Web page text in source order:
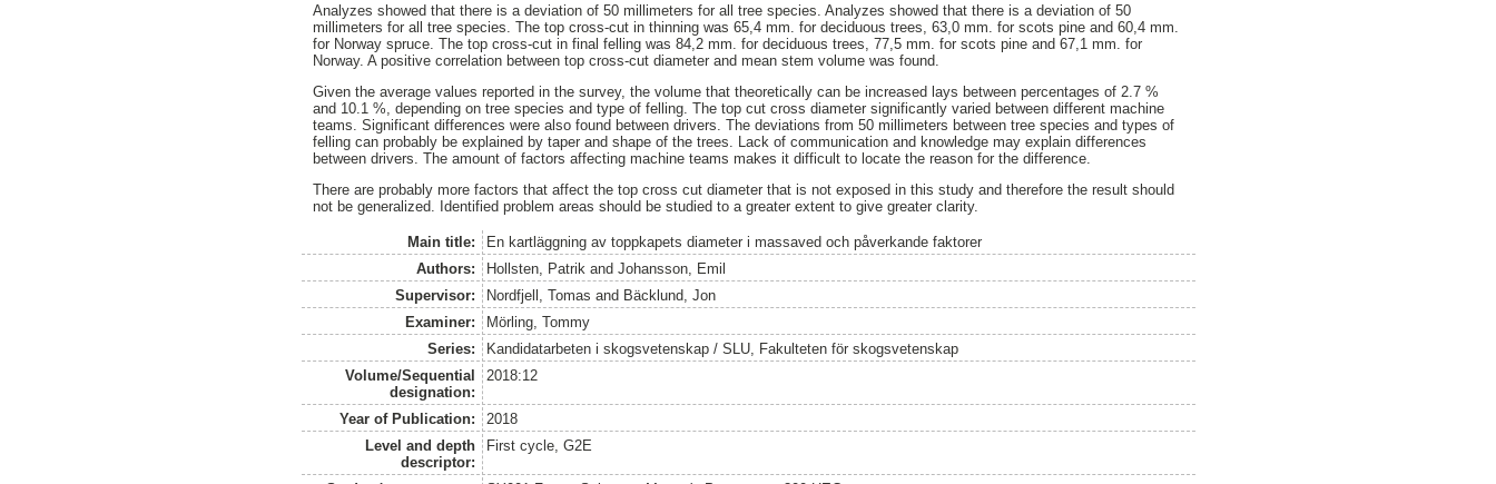
Analyzes showed that there is a deviation of 50 millimeters for all tree species. Analyzes showed that there is a deviation of 50
millimeters for all tree species. The top cross-cut in thinning was 65,4 mm. for deciduous trees, 63,0 mm. for scots pine and 60,4 mm.
for Norway spruce. The top cross-cut in final felling was 84,2 mm. for deciduous trees, 77,5 mm. for scots pine and 67,1 mm. for
Norway. A positive correlation between top cross-cut diameter and mean stem volume was found.
Given the average values reported in the survey, the volume that theoretically can be increased lays between percentages of 2.7 %
and 10.1 %, depending on tree species and type of felling. The top cut cross diameter significantly varied between different machine
teams. Significant differences were also found between drivers. The deviations from 50 millimeters between tree species and types of
felling can probably be explained by taper and shape of the trees. Lack of communication and knowledge may explain differences
between drivers. The amount of factors affecting machine teams makes it difficult to locate the reason for the difference.
There are probably more factors that affect the top cross cut diameter that is not exposed in this study and therefore the result should
not be generalized. Identified problem areas should be studied to a greater extent to give greater clarity.
Main title:
En kartläggning av toppkapets diameter i massaved och påverkande faktorer
Authors:
Hollsten, Patrikand Johansson, Emil
Supervisor:
Nordfjell, Tomas and Bäcklund, Jon
Examiner:
Mörling, Tommy
Series:
Kandidatarbeten i skogsvetenskap / SLU, Fakulteten för skogsvetenskap
Volume/Sequential
designation:
2018:12
Year of Publication:
2018
Level and depth
descriptor:
First cycle, G2E